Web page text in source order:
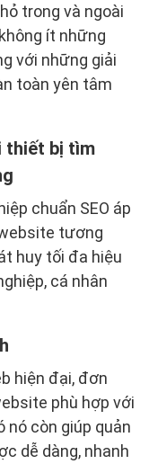
trong và ngoài
ít những
với những giải
toàn yên tâm
thiết bị tìm
chuẩn SEO áp
tương
huy tối đa hiệu
cá nhân
hiện đại, đơn
phù hợp với
nó còn giúp quản
dễ dàng, nhanh